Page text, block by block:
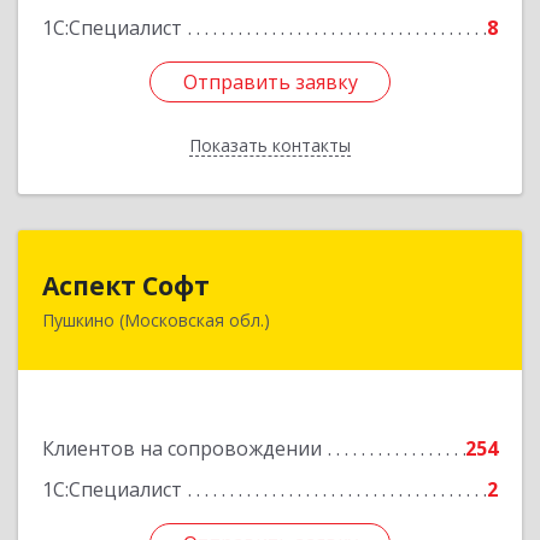
1С:Специалист 8
Отправить заявку
Показать контакты
Отправить заявку
Назад
Аспект Софт
Пушкино (Московская обл.)
Клиентов на сопровождении
254
1С:Специалист
2
141205, Московская обл, Пушкинский р-н,